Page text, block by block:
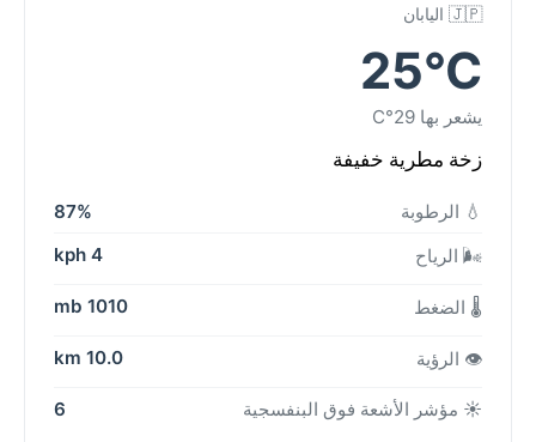
🇯🇵 اليابان
25°C
يشعر بها 29°C
زخة مطرية خفيفة
💧 الرطوبة
87%
🌬️ الرياح
4 kph
🌡️ الضغط 1010 mb
👁️ الرؤية 10.0 km
☀️ مؤشر الأشعة فوق البنفسجية 6